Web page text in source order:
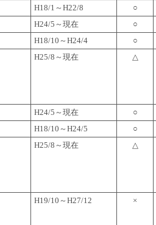
H18/1～H22/8
○
H24/5～現在
○
H18/10～H24/4
○
H25/8～現在 △
H24/5～現在
○
H18/10～H24/5
○
H25/8～現在 △
H19/10～H27/12 ×